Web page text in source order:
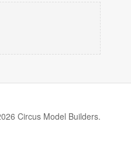
Circus Model Builders.